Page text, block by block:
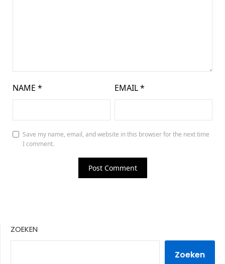
NAME * EMAIL*
Save my name, email, and website in this browser for the next time
I comment.
ZOEKEN
Zoeken